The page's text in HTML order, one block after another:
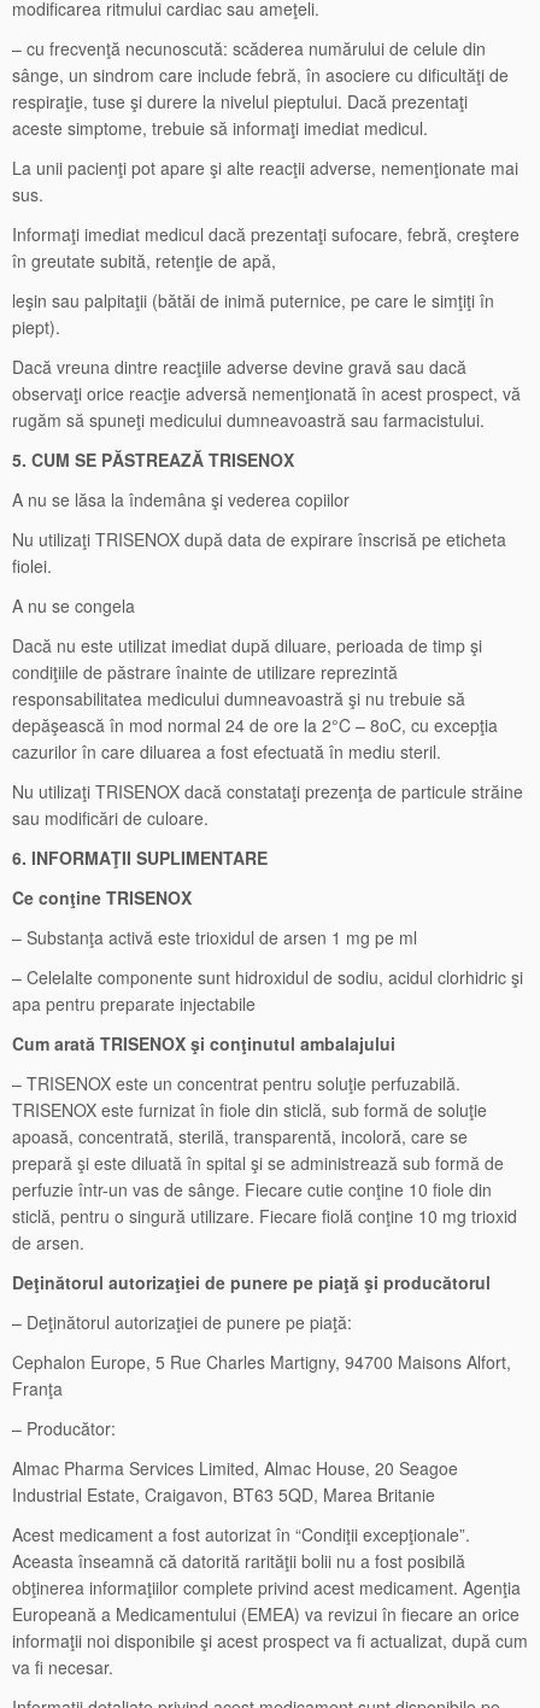
modificarea ritmului cardiac sau ameţeli.
– cu frecvenţă necunoscută: scăderea numărului de celule din
sânge, un sindrom care include febră, în asociere cu dificultăţi de
respiraţie, tuse şi durere la nivelul pieptului. Dacă prezentaţi
aceste simptome, trebuie să informaţi imediat medicul.
La unii pacienţi pot apare şi alte reacţii adverse, nemenţionate mai
sus.
Informaţi imediat medicul dacă prezentaţi sufocare, febră, creştere
în greutate subită, retenţie de apă,
leşin sau palpitaţii (bătăi de inimă puternice, pe care le simţiţi în
piept).
Dacă vreuna dintre reacţiile adverse devine gravǎ sau dacă
observaţi orice reacţie adversǎ nemenţionată în acest prospect, vă
rugăm să spuneţi medicului dumneavoastră sau farmacistului.
5. CUM SE PĂSTREAZĂ TRISENOX
A nu se lăsa la îndemâna şi vederea copiilor
Nu utilizaţi TRISENOX după data de expirare înscrisă pe eticheta
fiolei.
A nu se congela
Dacă nu este utilizat imediat după diluare, perioada de timp şi
condiţiile de păstrare înainte de utilizare reprezintă
responsabilitatea medicului dumneavoastră şi nu trebuie să
depăşească în mod normal 24 de ore la 2°C – 8οC, cu excepţia
cazurilor în care diluarea a fost efectuată în mediu steril.
Nu utilizaţi TRISENOX dacă constataţi prezenţa de particule străine
sau modificări de culoare.
6. INFORMAŢII SUPLIMENTARE
Ce conţine TRISENOX
– Substanţa activă este trioxidul de arsen 1 mg pe ml
– Celelalte componente sunt hidroxidul de sodiu, acidul clorhidric şi
apa pentru preparate injectabile
Cum arată TRISENOX şi conţinutul ambalajului
– TRISENOX este un concentrat pentru soluţie perfuzabilă.
TRISENOX este furnizat în fiole din sticlă, sub formă de soluţie
apoasă, concentrată, sterilă, transparentă, incoloră, care se
prepară şi este diluată în spital şi se administrează sub formă de
perfuzie într-un vas de sânge. Fiecare cutie conţine 10 fiole din
sticlă, pentru o singură utilizare. Fiecare fiolă conţine 10 mg trioxid
de arsen.
Deţinătorul autorizaţiei de punere pe piaţă şi producătorul
– Deţinătorul autorizaţiei de punere pe piaţă:
Cephalon Europe, 5 Rue Charles Martigny, 94700 Maisons Alfort,
Franţa
– Producător:
Almac Pharma Services Limited, Almac House, 20 Seagoe
Industrial Estate, Craigavon, BT63 5QD, Marea Britanie
Acest medicament a fost autorizat în “Condiţii excepţionale”.
Aceasta înseamnă că datorită rarităţii bolii nu a fost posibilă
obţinerea informaţiilor complete privind acest medicament. Agenţia
Europeană a Medicamentului (EMEA) va revizui în fiecare an orice
informaţii noi disponibile şi acest prospect va fi actualizat, după cum
va fi necesar.